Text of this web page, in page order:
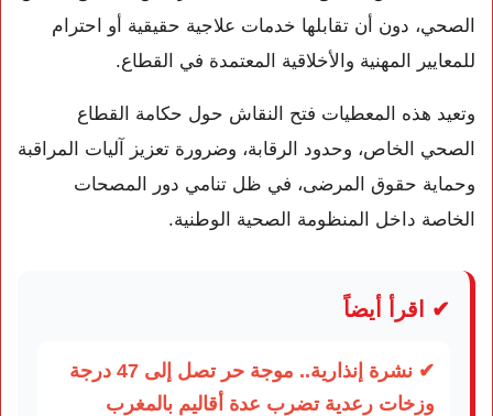
الصحي، دون أن تقابلها خدمات علاجية حقيقية أو احترام
للمعايير المهنية والأخلاقية المعتمدة في القطاع.
وتعيد هذه المعطيات فتح النقاش حول حكامة القطاع
الصحي الخاص، وحدود الرقابة، وضرورة تعزيز آليات المراقبة
وحماية حقوق المرضى، في ظل تنامي دور المصحات
الخاصة داخل المنظومة الصحية الوطنية.
✔ اقرأ أيضاً
✔ نشرة إنذارية.. موجة حر تصل إلى 47 درجة
وزخات رعدية تضرب عدة أقاليم بالمغرب